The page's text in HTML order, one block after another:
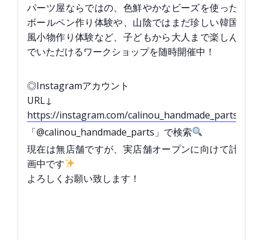
パーツ屋ならではの、色鮮やかなビーズを使った
ボールペン作り体験や、山陰ではまだ珍しい韓国
風小物作り体験など、子どもから大人まで楽しん
でいただけるワークショップを随時開催中！
◎Instagramアカウント
URL↓
https://instagram.com/calinou_handmade_parts
「@calinou_handmade_parts」で検索
現在は無店舗ですが、実店舗オープンに向けて計
画中です
よろしくお願い致します！